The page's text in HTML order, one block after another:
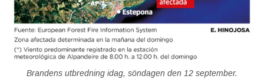
Brandens utbredning idag, söndagen den 12 september.